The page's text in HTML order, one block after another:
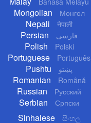
Mongolian Монгол
Nepali नेपाली
Persian فارسی
Polish Polski
Portuguese Português
Pushtu پښتو
Romanian Română
Russian Русский
Serbian Српски
Sinhalese සිංහල